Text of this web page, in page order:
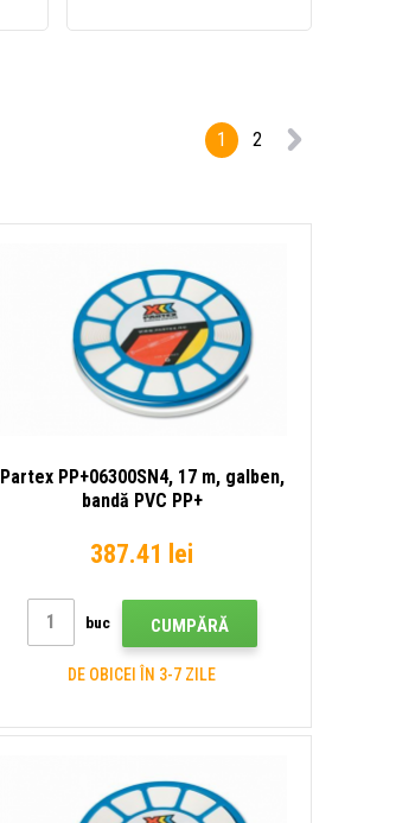
PVC PP+
1
2
Partex PP+06300SN4, 17 m, galben,
bandă PVC PP+
387.41 lei
buc CUMPĂRĂ
DE OBICEI ÎN 3-7 ZILE